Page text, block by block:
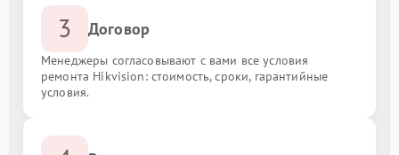
3 Договор
Менеджеры согласовывают с вами все условия
ремонта Hikvision: стоимость, сроки, гарантийные
условия.